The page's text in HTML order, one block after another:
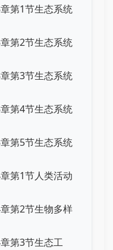
第1节生态系统
第2节生态系统
第3节生态系统
第4节生态系统
第5节生态系统
第1节人类活动
第2节生物多样
第3节生态工